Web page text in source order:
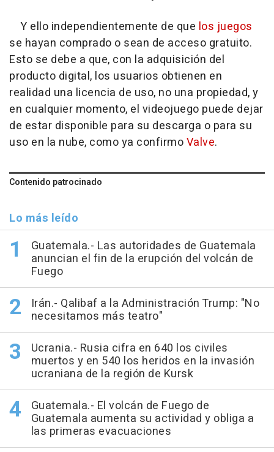
Y ello independientemente de que los juegos
se hayan comprado o sean de acceso gratuito.
Esto se debe a que, con la adquisición del
producto digital, los usuarios obtienen en
realidad una licencia de uso, no una propiedad, y
en cualquier momento, el videojuego puede dejar
de estar disponible para su descarga o para su
uso en la nube, como ya confirmoValve.
Contenido patrocinado
Lo más leído
Guatemala.- Las autoridades de Guatemala
anuncian el fin de la erupción del volcán de
Fuego
Irán.- Qalibaf a la Administración Trump: "No
necesitamos más teatro"
Ucrania.- Rusia cifra en 640 los civiles
muertos y en 540 los heridos en la invasión
ucraniana de la región de Kursk
Guatemala.- El volcán de Fuego de
Guatemala aumenta su actividad y obliga a
las primeras evacuaciones